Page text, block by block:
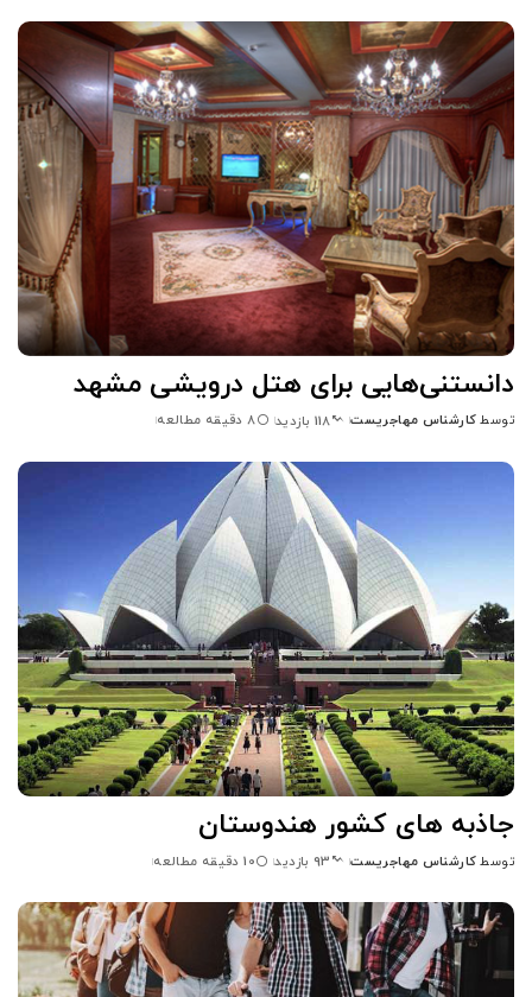
توسط
دانستنی‌هایی برای هتل درویشی مشهد
ارسال
توسط
توسط کارشناس مهاجریست 118 بازدید 8 دقیقه مطالعه
جاذبه های کشور هندوستان
ارسال
توسط
توسط کارشناس مهاجریست 93 بازدید 10 دقیقه مطالعه